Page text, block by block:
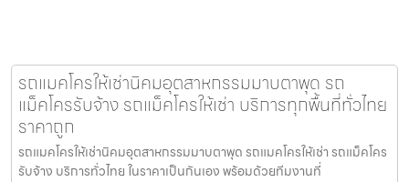
รถแมคโครให้เช่านิคมอุตสาหกรรมมาบตาพุด รถ
แม็คโครรับจ้าง รถแม็คโครให้เช่า บริการทุกพื้นที่ทั่วไทย
ราคาถูก
รถแมคโครให้เช่านิคมอุตสาหกรรมมาบตาพุด รถแมคโครให้เช่า รถแม็คโคร
รับจ้าง บริการทั่วไทย ในราคาเป็นกันเอง พร้อมด้วยทีมงานที่